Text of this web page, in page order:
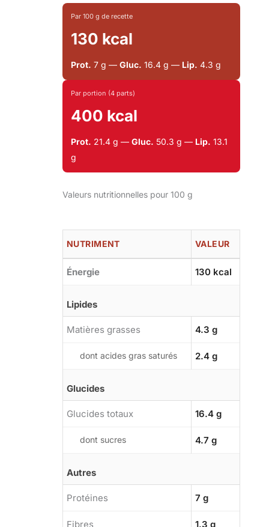
Par 100 g de recette
130 kcal
Prot. 7 g — Gluc. 16.4 g — Lip. 4.3 g
Par portion (4 parts)
400 kcal
Prot. 21.4 g — Gluc. 50.3 g — Lip. 13.1
g
Valeurs nutritionnelles pour 100 g
NUTRIMENT VALEUR
Énergie 130 kcal
Lipides
Matières grasses 4.3 g
dont acides gras saturés 2.4 g
Glucides
Glucides totaux 16.4 g
dont sucres 4.7 g
Autres
Protéines 7 g
Fibres 1.3 g